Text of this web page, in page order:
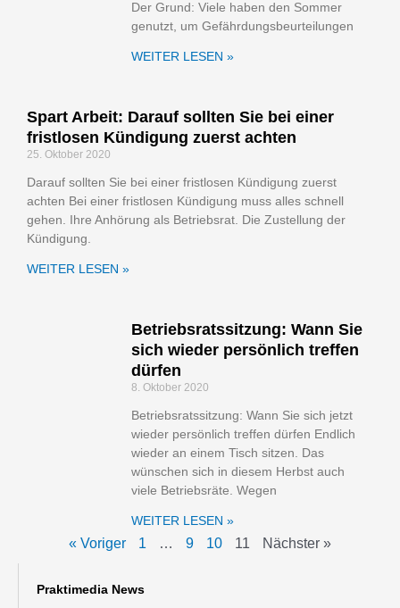
Der Grund: Viele haben den Sommer
genutzt, um Gefährdungsbeurteilungen
WEITER LESEN »
Spart Arbeit: Darauf sollten Sie bei einer
fristlosen Kündigung zuerst achten
25. Oktober 2020
Darauf sollten Sie bei einer fristlosen Kündigung zuerst
achten Bei einer fristlosen Kündigung muss alles schnell
gehen. Ihre Anhörung als Betriebsrat. Die Zustellung der
Kündigung.
WEITER LESEN »
Betriebsratssitzung: Wann Sie
sich wieder persönlich treffen
dürfen
8. Oktober 2020
Betriebsratssitzung: Wann Sie sich jetzt
wieder persönlich treffen dürfen Endlich
wieder an einem Tisch sitzen. Das
wünschen sich in diesem Herbst auch
viele Betriebsräte. Wegen
WEITER LESEN »
« Voriger 1 … 9 10 11 Nächster »
Praktimedia News